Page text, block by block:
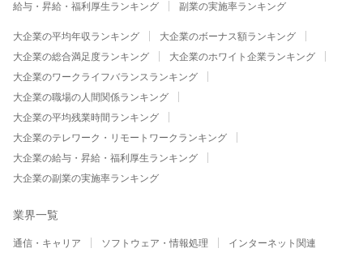
給与・昇給・福利厚生ランキング
副業の実施率ランキング
大企業の平均年収ランキング
大企業のボーナス額ランキング
大企業の総合満足度ランキング
大企業のホワイト企業ランキング
大企業のワークライフバランスランキング
大企業の職場の人間関係ランキング
大企業の平均残業時間ランキング
大企業のテレワーク・リモートワークランキング
大企業の給与・昇給・福利厚生ランキング
大企業の副業の実施率ランキング
業界一覧
通信・キャリア ソフトウェア・情報処理 インターネット関連